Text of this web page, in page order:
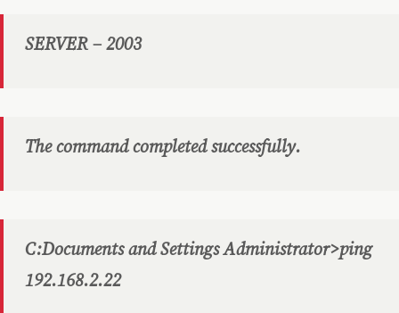
SERVER – 2003
The command completed successfully.
C:Documents and Settings Administrator>ping
192.168.2.22